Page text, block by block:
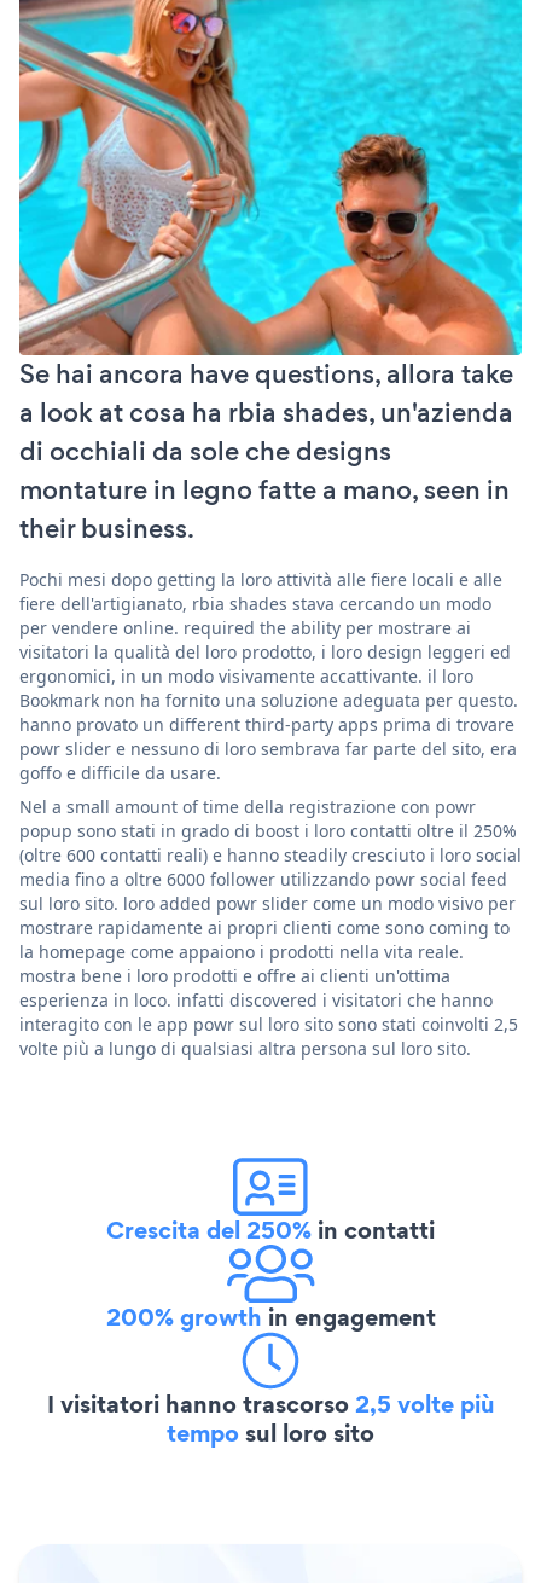
Se hai ancora have questions, allora take
a look at cosa ha rbia shades, un'azienda
di occhiali da sole che designs
montature in legno fatte a mano, seen in
their business.
Pochi mesi dopo getting la loro attività alle fiere locali e alle
fiere dell'artigianato, rbia shades stava cercando un modo
per vendere online. required the ability per mostrare ai
visitatori la qualità del loro prodotto, i loro design leggeri ed
ergonomici, in un modo visivamente accattivante. il loro
Bookmark non ha fornito una soluzione adeguata per questo.
hanno provato un different third-party apps prima di trovare
powr slider e nessuno di loro sembrava far parte del sito, era
goffo e difficile da usare.
Nel a small amount of time della registrazione con powr
popup sono stati in grado di boost i loro contatti oltre il 250%
(oltre 600 contatti reali) e hanno steadily cresciuto i loro social
media fino a oltre 6000 follower utilizzando powr social feed
sul loro sito. loro added powr slider come un modo visivo per
mostrare rapidamente ai propri clienti come sono coming to
la homepage come appaiono i prodotti nella vita reale.
mostra bene i loro prodotti e offre ai clienti un'ottima
esperienza in loco. infatti discovered i visitatori che hanno
interagito con le app powr sul loro sito sono stati coinvolti 2,5
volte più a lungo di qualsiasi altra persona sul loro sito.
Crescita del 250% in contatti
200% growth in engagement
I visitatori hanno trascorso2,5 volte più
temposul loro sito